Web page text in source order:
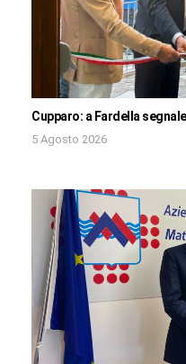
Cupparo: a Fardella
5 Agosto 2026